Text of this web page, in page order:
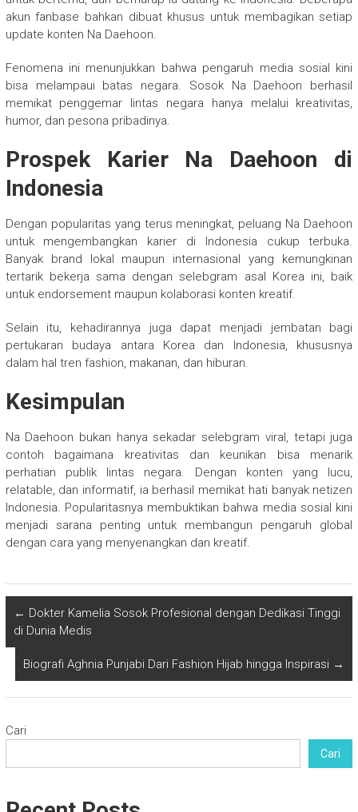
akun fanbase bahkan dibuat khusus untuk membagikan setiap
update konten Na Daehoon.
Fenomena ini menunjukkan bahwa pengaruh media sosial kini
bisa melampaui batas negara. Sosok Na Daehoon berhasil
memikat penggemar lintas negara hanya melalui kreativitas,
humor, dan pesona pribadinya.
Prospek Karier Na Daehoon di
Indonesia
Dengan popularitas yang terus meningkat, peluang Na Daehoon
untuk mengembangkan karier di Indonesia cukup terbuka.
Banyak brand lokal maupun internasional yang kemungkinan
tertarik bekerja sama dengan selebgram asal Korea ini, baik
untuk endorsement maupun kolaborasi konten kreatif.
Selain itu, kehadirannya juga dapat menjadi jembatan bagi
pertukaran budaya antara Korea dan Indonesia, khususnya
dalam hal tren fashion, makanan, dan hiburan.
Kesimpulan
Na Daehoon bukan hanya sekadar selebgram viral, tetapi juga
contoh bagaimana kreativitas dan keunikan bisa menarik
perhatian publik lintas negara. Dengan konten yang lucu,
relatable, dan informatif, ia berhasil memikat hati banyak netizen
Indonesia. Popularitasnya membuktikan bahwa media sosial kini
menjadi sarana penting untuk membangun pengaruh global
dengan cara yang menyenangkan dan kreatif.
← Dokter Kamelia Sosok Profesional dengan Dedikasi Tinggi
di Dunia Medis
Biografi Aghnia Punjabi Dari Fashion Hijab hingga Inspirasi →
Cari
Cari